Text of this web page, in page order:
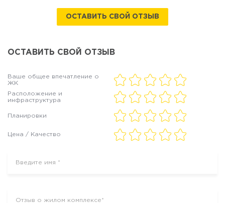
ОСТАВИТЬ СВОЙ ОТЗЫВ
ОСТАВИТЬ СВОЙ ОТЗЫВ
Ваше общее впечатление о
ЖК
Расположение и
инфраструктура
Планировки
Цена / Качество